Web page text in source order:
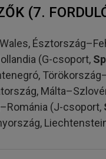
(7.
(G-csoport,
(J-csoport,